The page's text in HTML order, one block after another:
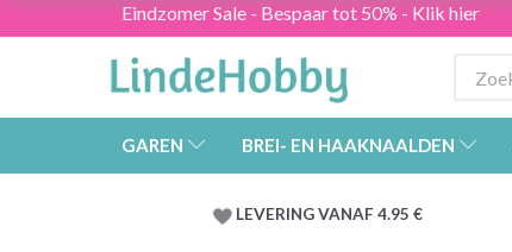
Eindzomer Sale - Bespaar tot 50% - Klik hier
GAREN BREI- EN HAAKNAALDEN
LEVERING VANAF 4.95 €